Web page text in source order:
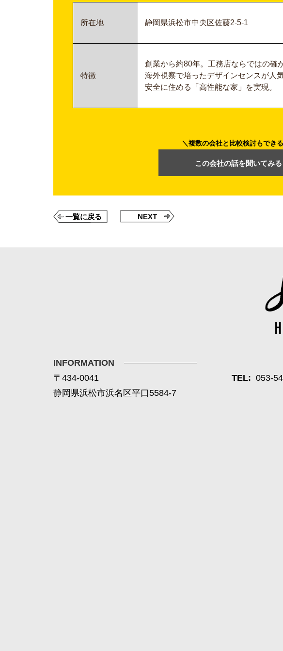
所在地 静岡県浜松市中央区佐藤2-5-1
特徴
創業から約80年。工務店ならではの確
海外視察で培ったデザインセンスが人
安全に住める「高性能な家」を実現。
複数の会社と比較検討もできる
この会社の話を聞いてみる
一覧に戻る NEXT
INFORMATION
〒434-0041
静岡県浜松市浜名区平口5584-7
TEL: 053-